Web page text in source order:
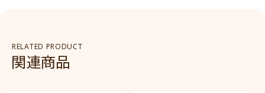
RELATED PRODUCT
関連商品